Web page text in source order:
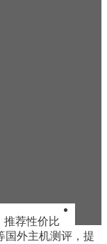
推荐性价比
国外主机测评，提